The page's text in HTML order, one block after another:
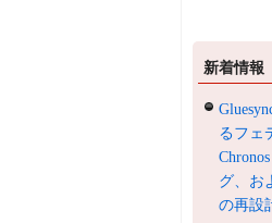
新着情報
るフェ
グ、お
の再設